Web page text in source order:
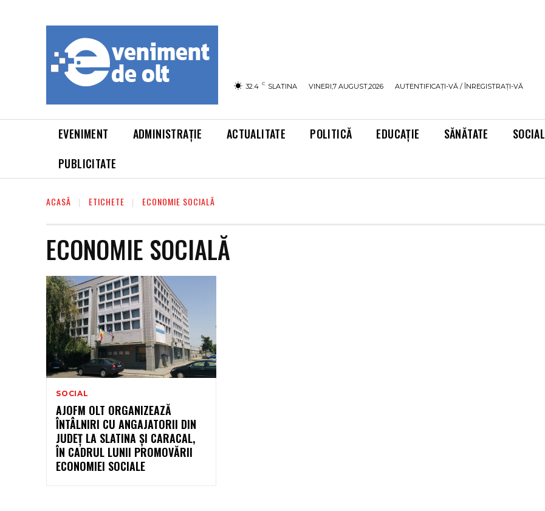
32.4 C SLATINA VINERI,7 AUGUST,2026 AUTENTIFICAȚI-VĂ / ÎNREGISTRAȚI-VĂ
EVENIMENT ADMINISTRAȚIE ACTUALITATE POLITICĂ EDUCAȚIE SĂNĂTATE SOCIAL
PUBLICITATE
ACASĂ ETICHETE ECONOMIE SOCIALĂ
ECONOMIE SOCIALĂ
SOCIAL
AJOFM OLT ORGANIZEAZĂ
ÎNTÂLNIRI CU ANGAJATORII DIN
JUDEȚ LA SLATINA ȘI CARACAL,
ÎN CADRUL LUNII PROMOVĂRII
ECONOMIEI SOCIALE